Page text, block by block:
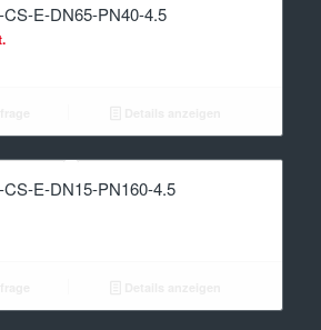
E-DN65-PN40-4.5
E-DN15-PN160-4.5